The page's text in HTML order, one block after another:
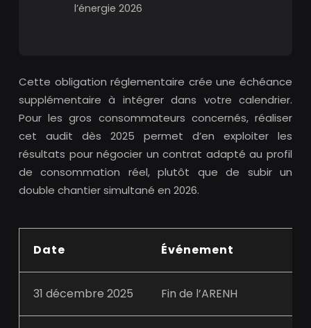
l’énergie 2026
Cette obligation réglementaire crée une échéance
supplémentaire à intégrer dans votre calendrier.
Pour les gros consommateurs concernés, réaliser
cet audit dès 2025 permet d’en exploiter les
résultats pour négocier un contrat adapté au profil
de consommation réel, plutôt que de subir un
double chantier simultané en 2026.
Date Événement
31 décembre 2025 Fin de l’ARENH